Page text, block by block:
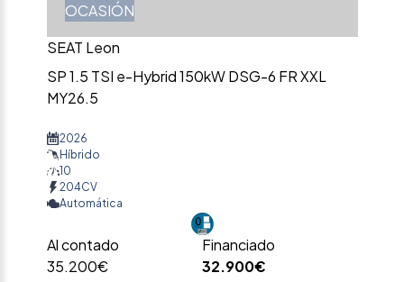
OCASIÓN
SEAT Leon
SP 1.5 TSI e-Hybrid 150kW DSG-6 FR XXL
MY26.5
2026
Híbrido
10
204CV
Automática
Al contado
35.200€
Financiado
32.900€